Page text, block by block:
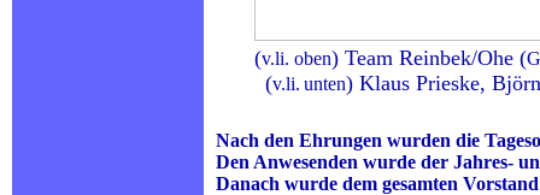
(v.li. oben) Team Reinbek/Ohe (
(v.li. unten) Klaus Prieske,
Nach den Ehrungen wurden die
Den Anwesenden wurde der Jahres-
Danach wurde dem gesamten